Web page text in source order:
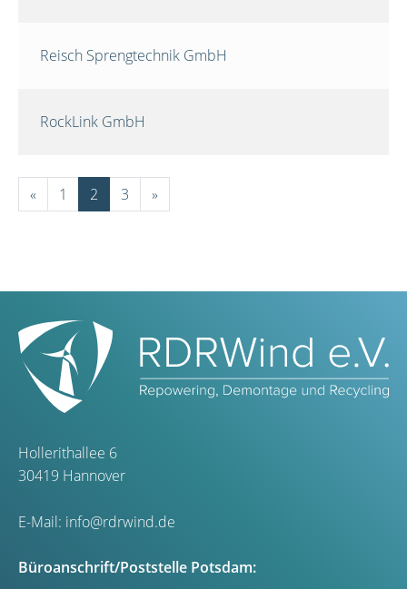
Reisch Sprengtechnik GmbH
RockLink GmbH
« 1 2 3 »
Hollerithallee 6
30419 Hannover
E-Mail: info@rdrwind.de
Büroanschrift/Poststelle Potsdam: